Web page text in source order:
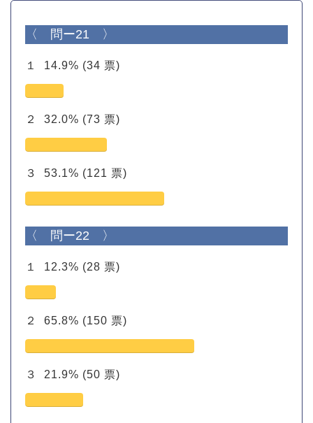
〈 問ー21 〉
１ 14.9% (34 票)
２ 32.0% (73 票)
３ 53.1% (121 票)
〈 問ー22 〉
１ 12.3% (28 票)
２ 65.8% (150 票)
３ 21.9% (50 票)